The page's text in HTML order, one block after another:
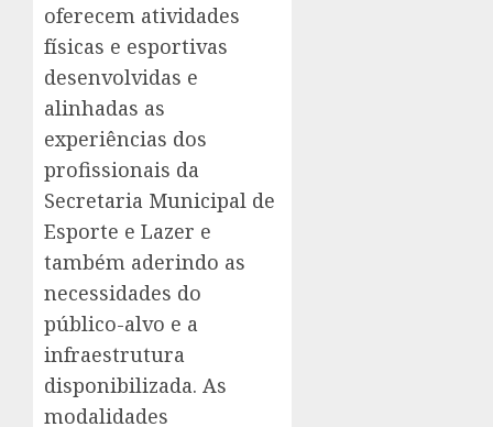
oferecem atividades
físicas e esportivas
desenvolvidas e
alinhadas as
experiências dos
profissionais da
Secretaria Municipal de
Esporte e Lazer e
também aderindo as
necessidades do
público-alvo e a
infraestrutura
disponibilizada. As
modalidades